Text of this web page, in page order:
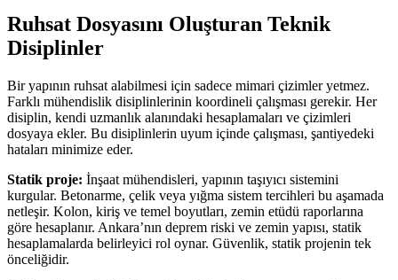
Ruhsat Dosyasını Oluşturan Teknik
Disiplinler
Bir yapının ruhsat alabilmesi için sadece mimari çizimler yetmez.
Farklı mühendislik disiplinlerinin koordineli çalışması gerekir. Her
disiplin, kendi uzmanlık alanındaki hesaplamaları ve çizimleri
dosyaya ekler. Bu disiplinlerin uyum içinde çalışması, şantiyedeki
hataları minimize eder.
Statik proje: İnşaat mühendisleri, yapının taşıyıcı sistemini
kurgular. Betonarme, çelik veya yığma sistem tercihleri bu aşamada
netleşir. Kolon, kiriş ve temel boyutları, zemin etüdü raporlarına
göre hesaplanır. Ankara’nın deprem riski ve zemin yapısı, statik
hesaplamalarda belirleyici rol oynar. Güvenlik, statik projenin tek
önceliğidir.